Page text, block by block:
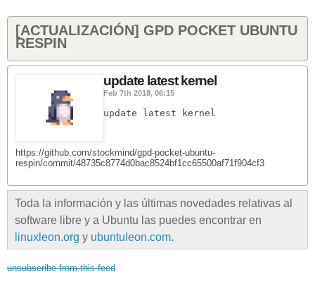
[ACTUALIZACIÓN] GPD POCKET UBUNTU
RESPIN
update latest kernel
Feb 7th 2018, 06:15
update latest kernel
https://github.com/stockmind/gpd-pocket-ubuntu-
respin/commit/48735c8774d0bac8524bf1cc65500af71f904cf3
Toda la información y las últimas novedades relativas al
software libre y a Ubuntu las puedes encontrar en
linuxleon.org y ubuntuleon.com.
unsubscribe from this feed